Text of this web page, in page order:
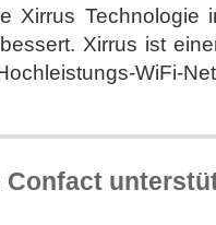
Xirrus Technologie
Xirrus ist
WiFi-